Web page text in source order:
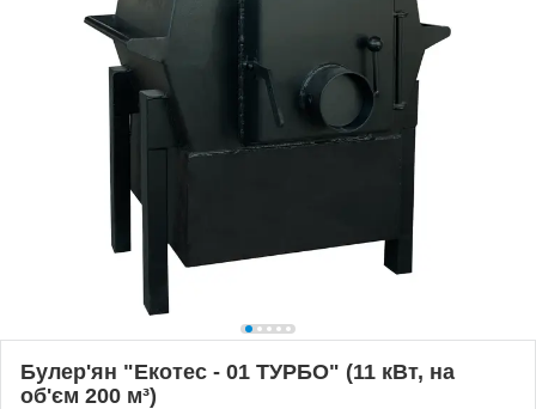
Булер'ян "Екотес - 01 ТУРБО" (11 кВт, на
об'єм 200 м³)